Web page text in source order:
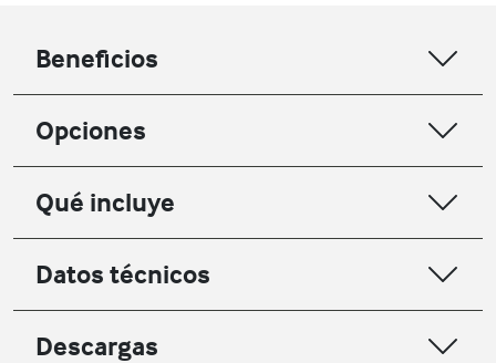
Beneficios
Opciones
Qué incluye
Datos técnicos
Descargas